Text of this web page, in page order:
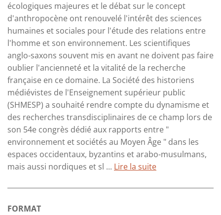
écologiques majeures et le débat sur le concept
d'anthropocène ont renouvelé l'intérêt des sciences
humaines et sociales pour l'étude des relations entre
l'homme et son environnement. Les scientifiques
anglo-saxons souvent mis en avant ne doivent pas faire
oublier l'ancienneté et la vitalité de la recherche
française en ce domaine. La Société des historiens
médiévistes de l'Enseignement supérieur public
(SHMESP) a souhaité rendre compte du dynamisme et
des recherches transdisciplinaires de ce champ lors de
son 54e congrès dédié aux rapports entre "
environnement et sociétés au Moyen Âge " dans les
espaces occidentaux, byzantins et arabo-musulmans,
mais aussi nordiques et sl ... Lire la suite
FORMAT